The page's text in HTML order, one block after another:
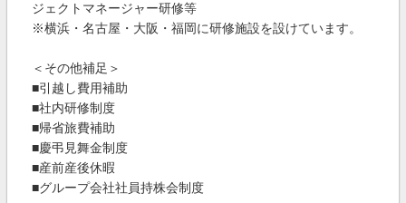
ジェクトマネージャー研修等
※横浜・名古屋・大阪・福岡に研修施設を設けています。
＜その他補足＞
■引越し費用補助
■社内研修制度
■帰省旅費補助
■慶弔見舞金制度
■産前産後休暇
■グループ会社社員持株会制度